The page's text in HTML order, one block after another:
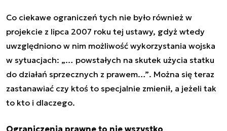
Co ciekawe ograniczeń tych nie było również w
projekcie z lipca 2007 roku tej ustawy, gdyż wtedy
uwzględniono w nim możliwość wykorzystania wojska
w sytuacjach: „… powstałych na skutek użycia statku
do działań sprzecznych z prawem…”. Można się teraz
zastanawiać czy ktoś to specjalnie zmienił, a jeżeli tak
to kto i dlaczego.